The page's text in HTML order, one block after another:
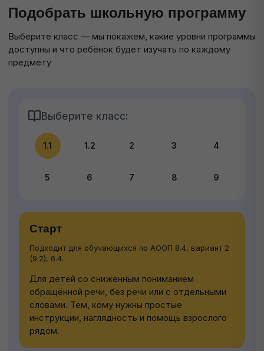
Подобрать школьную программу
Выберите класс — мы покажем, какие уровни программы
доступны и что ребёнок будет изучать по каждому
предмету
Выберите класс:
1.1 1.2 2 3 4
5 6 7 8 9
Старт
Подходит для обучающихся по АООП 8.4, вариант 2
(9.2), 6.4.
Для детей со сниженным пониманием
обращённой речи, без речи или с отдельными
словами. Тем, кому нужны простые
инструкции, наглядность и помощь взрослого
рядом.